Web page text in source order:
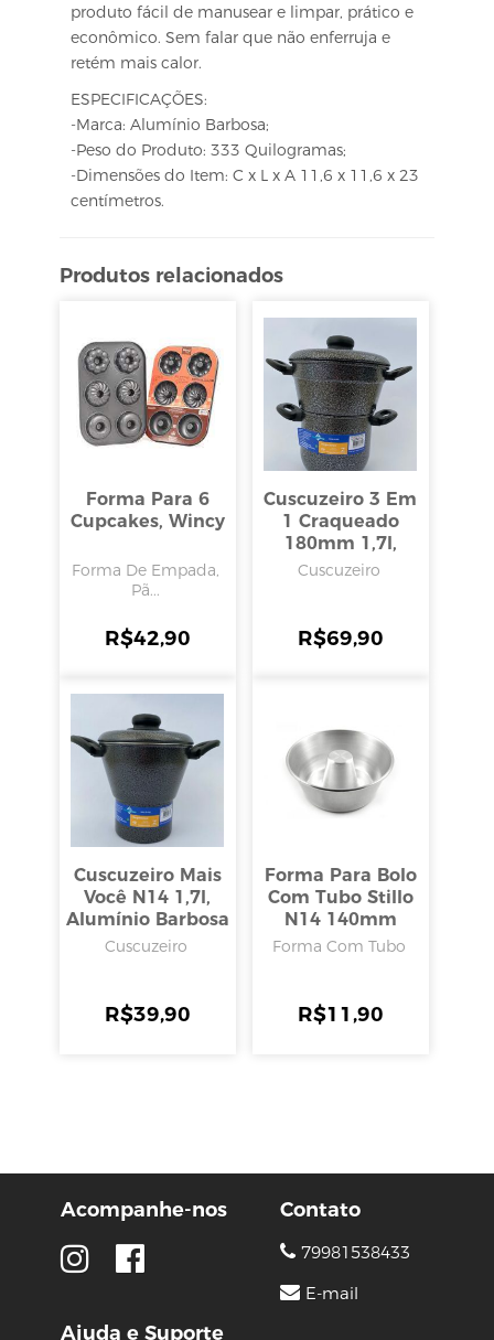
produto fácil de manusear e limpar, prático e
econômico. Sem falar que não enferruja e
retém mais calor.
ESPECIFICAÇÕES:
-Marca: Alumínio Barbosa;
-Peso do Produto: 333 Quilogramas;
-Dimensões do Item: C x L x A 11,6 x 11,6 x 23
centímetros.
Produtos relacionados
Forma Para 6
Cupcakes, Wincy
Forma De Empada,
Pã...
R$42,90
Cuscuzeiro 3 Em
1 Craqueado
180mm 1,7l,
Alumínio Barbosa
Cuscuzeiro
R$69,90
Cuscuzeiro Mais
Você N14 1,7l,
Alumínio Barbosa
Cuscuzeiro
R$39,90
Forma Para Bolo
Com Tubo Stillo
N14 140mm
0,60l, Aluminio
Forma Com Tubo
R$11,90
Acompanhe-nos
Ajuda e Suporte
Contato
79981538433
E-mail